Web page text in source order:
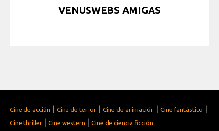
VENUSWEBS AMIGAS
Cine de acción | Cine de terror | Cine de animación | Cine fantástico |
Cine thriller | Cine western | Cine de ciencia ficción